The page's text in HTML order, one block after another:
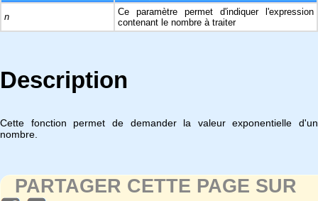
n
Ce paramètre permet d'indiquer l'expression
contenant le nombre à traiter
Description
Cette fonction permet de demander la valeur exponentielle d'un
nombre.
PARTAGER CETTE PAGE SUR